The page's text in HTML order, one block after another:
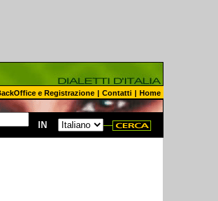
e Registrazione | Contatti | Home
IN